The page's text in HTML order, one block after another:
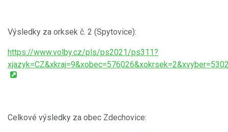
Výsledky za orksek č. 2 (Spytovice):
https://www.volby.cz/pls/ps2021/ps311?
Celkové výsledky za obec Zdechovice: